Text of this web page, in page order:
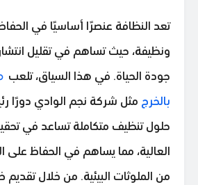
تعد النظافة عنصرًا أساسيًا في
ونظيفة، حيث تساهم في تقليل
جودة الحياة. في هذا السياق، تلعب
بالخرج مثل شركة نجم الوادي دورًا
حلول تنظيف متكاملة تساعد في
العالية، مما يساهم في الحفاظ على
من الملوثات البيئية. من خلال